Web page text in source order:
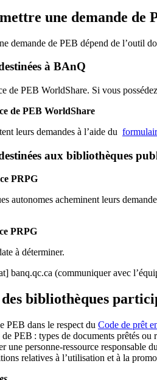
une demande de
demande de PEB dépend de l’outil
à BAnQ
de PEB WorldShare. Si vous
de PEB WorldShare
leurs demandes à l’aide du
aux bibliothèques
PRPG
autonomes acheminent leurs
PRPG
à déterminer.
banq.qc.ca (communiquer avec
bibliothèques
PEB dans le respect du Code de prêt
PEB : types de documents prêtés
une personne-ressource responsable
relatives à l’utilisation et à la